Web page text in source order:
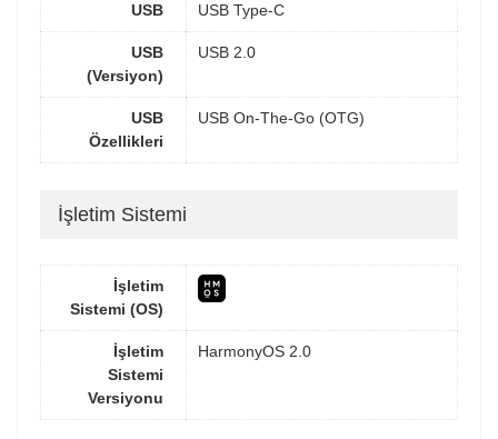
USB USB Type-C
USB
(Versiyon)
USB 2.0
USB
Özellikleri
USB On-The-Go (OTG)
İşletim Sistemi
İşletim
Sistemi (OS)
İşletim
Sistemi
Versiyonu
HarmonyOS 2.0